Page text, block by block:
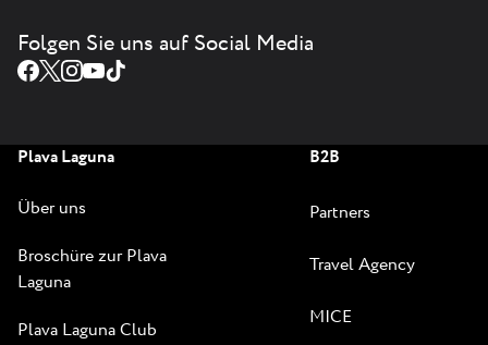
Folgen Sie uns auf Social Media
Plava Laguna
Über uns
Broschüre zur Plava
Laguna
Plava Laguna Club
B2B
Partners
Travel Agency
MICE